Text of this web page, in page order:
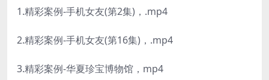
1.精彩案例-手机女友(第2集)，.mp4
2.精彩案例-手机女友(第16集)，.mp4
3.精彩案例-华夏珍宝博物馆，mp4